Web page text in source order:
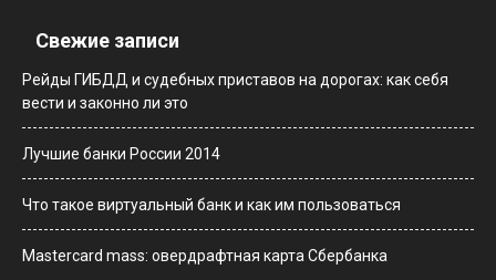
Свежие записи
Рейды ГИБДД и судебных приставов на дорогах: как себя
вести и законно ли это
Лучшие банки России 2014
Что такое виртуальный банк и как им пользоваться
Мastercard mass: овердрафтная карта Сбербанка